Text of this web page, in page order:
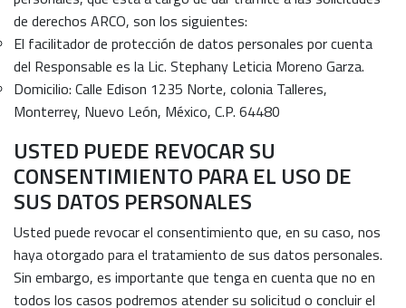
de derechos ARCO, son los siguientes:
El facilitador de protección de datos personales por cuenta
del Responsable es la Lic. Stephany Leticia Moreno Garza.
Domicilio: Calle Edison 1235 Norte, colonia Talleres,
Monterrey, Nuevo León, México, C.P. 64480
USTED PUEDE REVOCAR SU
CONSENTIMIENTO PARA EL USO DE
SUS DATOS PERSONALES
Usted puede revocar el consentimiento que, en su caso, nos
haya otorgado para el tratamiento de sus datos personales.
Sin embargo, es importante que tenga en cuenta que no en
todos los casos podremos atender su solicitud o concluir el